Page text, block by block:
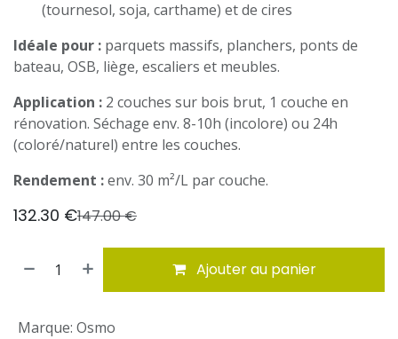
(tournesol, soja, carthame) et de cires
Idéale pour : parquets massifs, planchers, ponts de
bateau, OSB, liège, escaliers et meubles.
Application : 2 couches sur bois brut, 1 couche en
rénovation. Séchage env. 8-10h (incolore) ou 24h
(coloré/naturel) entre les couches.
Rendement :env. 30 m²/L par couche.
132.30 €147.00€
Ajouter au panier
Marque: Osmo